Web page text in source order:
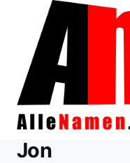
Doorgaan
inhoud
Jon